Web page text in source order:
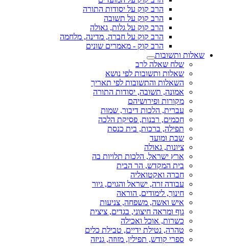
הרב קוק על יסודות התורה
הרב קוק על תשובה
הרב קוק על גלות, גאולה
הרב קוק על חברה, מדינה, מלחמה
הרב קוק - מאמרים שונים
שאלות ותשובות
שלח שאלה לרב
שאלות ותשובות לפי נושא
השאלות והתשובות לפי תאריך
אמונה, תשובה, יסודות התורה
מקורות ופירושיהם
עברית, הלכות דיבור, שמות
חכמים, רבנות, פסיקת הלכה
תפילה, ברכות, בית כנסת
שבת ומועד
ציונות, גאולה
ארץ ישראל, הלכות תלויות בה
בית המקדש, הר הבית
חברה ואקטואליה
עבודה זרה, ישראל והגוים, גיור
חינוך, לימודים, הוראה
איש ואשה, משפחה, צניעות
גוף ומראה חיצוני, בגדים, ציצית
כשרות, אוכל ואכילה
טהרה, נטילת ידיים, טבילת כלים
ספרי קודש, תפילין, מזוזה, גניזה